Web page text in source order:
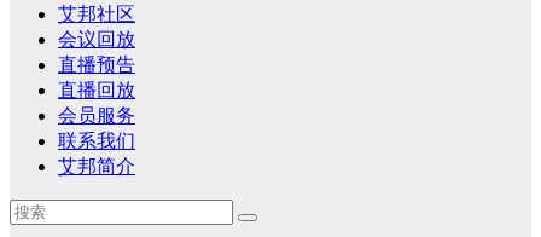
艾邦社区
会议回放
直播预告
直播回放
会员服务
联系我们
艾邦简介